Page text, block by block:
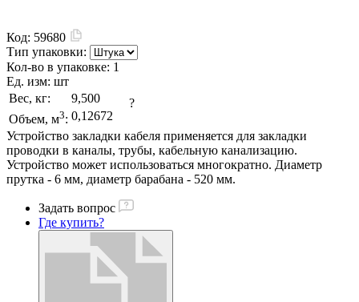
Код: 59680
Тип упаковки:
Кол-во в упаковке: 1
Ед. изм: шт
Вес, кг:
9,500
Объем, м3: 0,12672
?
Устройство закладки кабеля применяется для закладки
проводки в каналы, трубы, кабельную канализацию.
Устройство может использоваться многократно. Диаметр
прутка - 6 мм, диаметр барабана - 520 мм.
Задать вопрос
Где купить?